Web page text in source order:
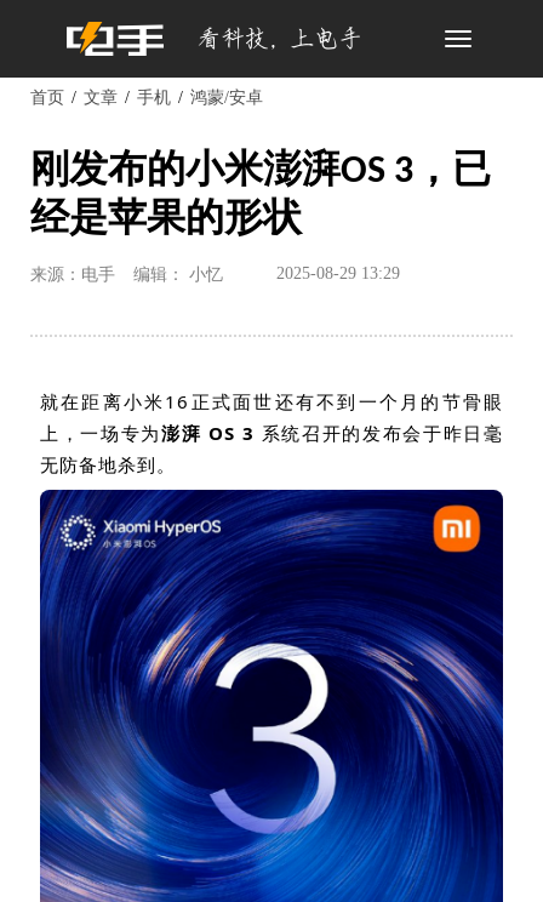
Toggle
首页 文章 手机 鸿蒙/安卓
刚发布的小米澎湃OS 3，已
经是苹果的形状
来源：电手 编辑： 小忆 2025-08-29 13:29
就在距离小米16 正式面世还有不到一个月的节骨眼
上，一场专为澎湃 OS 3 系统召开的发布会于昨日毫
无防备地杀到。